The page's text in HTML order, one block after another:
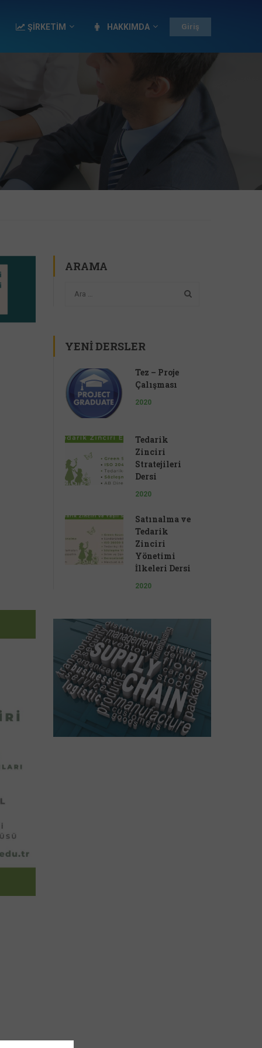
ŞİRKETİM HAKKIMDA Giriş
ARAMA
YENI DERSLER
Tez – Proje
Çalışması
2020
Tedarik
Zinciri
Stratejileri
Dersi
2020
Satınalma ve
Tedarik
Zinciri
Yönetimi
İlkeleri Dersi
2020